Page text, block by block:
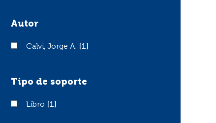
Autor
Calvi, Jorge A.
Calvi, Jorge A. [1]
Tipo de soporte
LibroLibro [1]